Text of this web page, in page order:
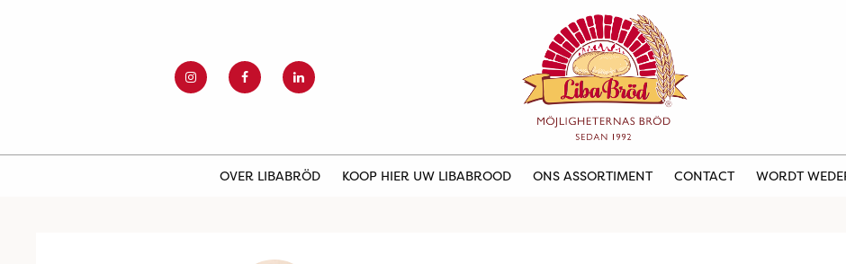
OVER LIBABRÖD KOOP HIER UW LIBABROOD ONS ASSORTIMENT CONTACT WORDT